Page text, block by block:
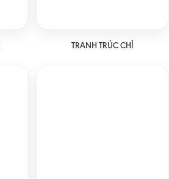
TRANH TRÚC CHỈ